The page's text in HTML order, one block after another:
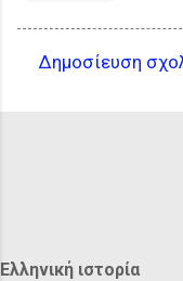
Δημοσίευση
Ελληνική ιστορία